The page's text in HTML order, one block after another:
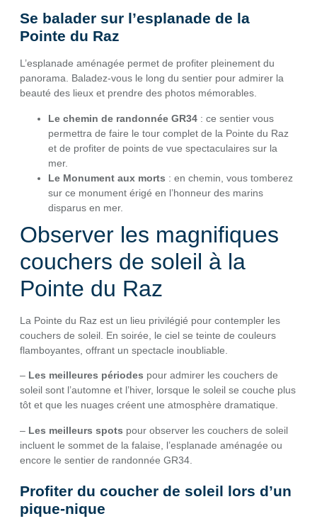
Se balader sur l’esplanade de la
Pointe du Raz
L’esplanade aménagée permet de profiter pleinement du
panorama. Baladez-vous le long du sentier pour admirer la
beauté des lieux et prendre des photos mémorables.
Le chemin de randonnée GR34 : ce sentier vous
permettra de faire le tour complet de la Pointe du Raz
et de profiter de points de vue spectaculaires sur la
mer.
Le Monument aux morts : en chemin, vous tomberez
sur ce monument érigé en l’honneur des marins
disparus en mer.
Observer les magnifiques
couchers de soleil à la
Pointe du Raz
La Pointe du Raz est un lieu privilégié pour contempler les
couchers de soleil. En soirée, le ciel se teinte de couleurs
flamboyantes, offrant un spectacle inoubliable.
– Les meilleures périodes pour admirer les couchers de
soleil sont l’automne et l’hiver, lorsque le soleil se couche plus
tôt et que les nuages créent une atmosphère dramatique.
– Les meilleurs spots pour observer les couchers de soleil
incluent le sommet de la falaise, l’esplanade aménagée ou
encore le sentier de randonnée GR34.
Profiter du coucher de soleil lors d’un
pique-nique